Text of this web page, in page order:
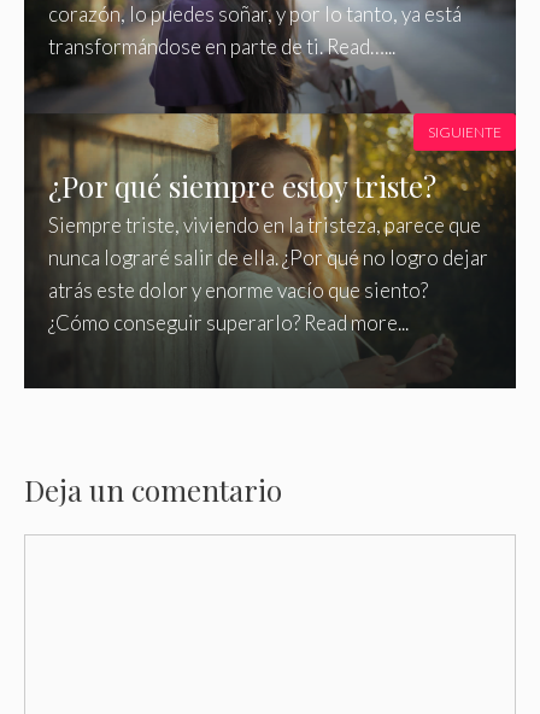
corazón, lo puedes soñar, y por lo tanto, ya está
transformándose en parte de ti. Read…...
¿Por qué siempre estoy triste?
Siempre triste, viviendo en la tristeza, parece que
nunca lograré salir de ella. ¿Por qué no logro dejar
atrás este dolor y enorme vacío que siento?
¿Cómo conseguir superarlo? Read more...
SIGUIENTE
Deja un comentario